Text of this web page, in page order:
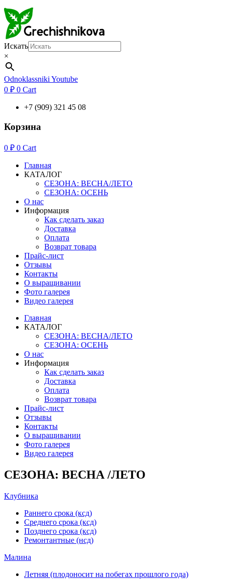
Искать
×
OdnoklassnikiYoutube
0 ₽ 0 Cart
+7 (909) 321 45 08
Корзина
0 ₽ 0 Cart
Главная
КАТАЛОГ
СЕЗОНА: ВЕСНА/ЛЕТО
СЕЗОНА: ОСЕНЬ
О нас
Информация
Как сделать заказ
Доставка
Оплата
Возврат товара
Прайс-лист
Отзывы
Контакты
О выращивании
Фото галерея
Видео галерея
Главная
КАТАЛОГ
СЕЗОНА: ВЕСНА/ЛЕТО
СЕЗОНА: ОСЕНЬ
О нас
Информация
Как сделать заказ
Доставка
Оплата
Возврат товара
Прайс-лист
Отзывы
Контакты
О выращивании
Фото галерея
Видео галерея
СЕЗОНА: ВЕСНА /ЛЕТО
Клубника
Раннего срока (ксд)
Среднего срока (ксд)
Позднего срока (ксд)
Ремонтантные (нсд)
Малина
Летняя (плодоносит на побегах прошлого года)